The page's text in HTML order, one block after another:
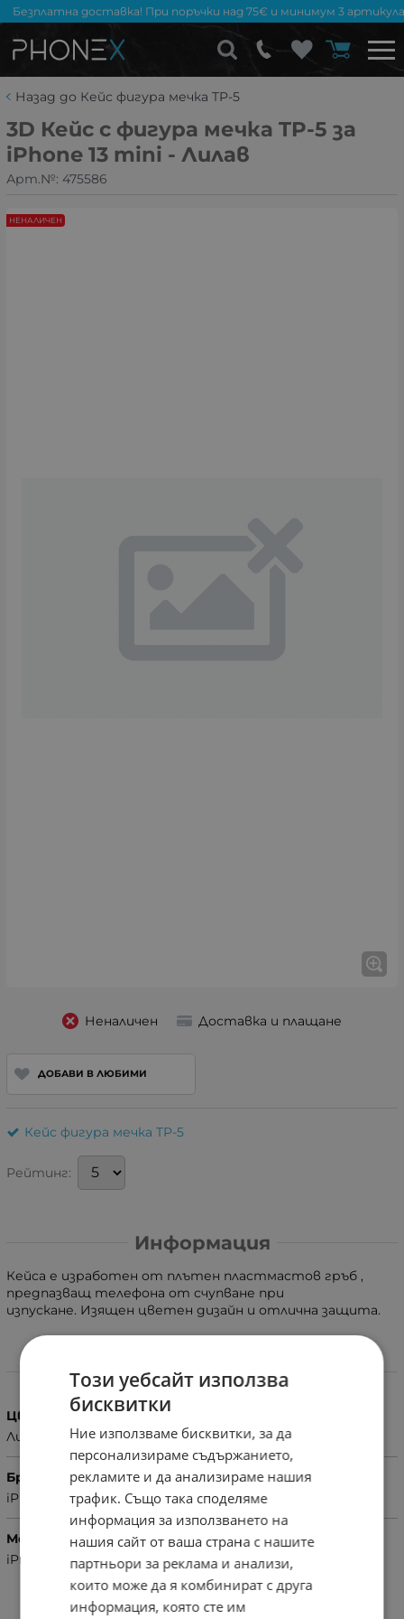
Безплатна доставка! При поръчки над 75€ и минимум 3
Назад до Кейс фигура мечка TP-5
3D Кейс с фигура мечка TP-5 за
iPhone 13 mini - Лилав
Арт.№: 475586
НЕНАЛИЧЕН
Неналичен Доставка и плащане
ДОБАВИ В ЛЮБИМИ
Кейс фигура мечка TP-5
Рейтинг:
Информация
Кейса е изработен от плътен пластмастов гръб ,
предпазващ телефона от счупване при
изпускане. Изящен цветен дизайн и отлична защита .
Характеристики
Цвят
Лилав
Бранд
iPhone
Модел Телефон
iPhone 13 mini
Този уебсайт използва
бисквитки
Ние използваме бисквитки, за да
персонализираме съдържанието,
рекламите и да анализираме нашия
трафик. Също така споделяме
информация за използването на
нашия сайт от ваша страна с нашите
партньори за реклама и анализи,
които може да я комбинират с друга
информация, която сте им